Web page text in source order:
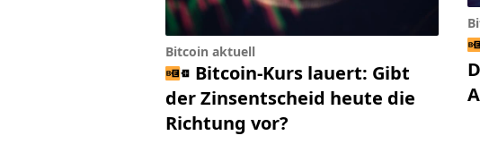
Bitcoin aktuell
Bitcoin-Kurs lauert: Gibt
der Zinsentscheid heute die
Richtung vor?